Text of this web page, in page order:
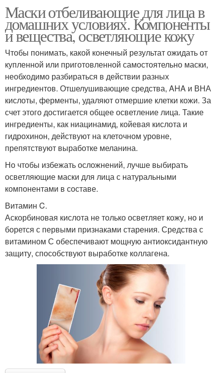
Маски отбеливающие для лица в
домашних условиях. Компоненты
и вещества, осветляющие кожу
Чтобы понимать, какой конечный результат ожидать от
купленной или приготовленной самостоятельно маски,
необходимо разбираться в действии разных
ингредиентов. Отшелушивающие средства, AHA и ВНА
кислоты, ферменты, удаляют отмершие клетки кожи. За
счет этого достигается общее осветление лица. Такие
ингредиенты, как ниацинамид, койевая кислота и
гидрохинон, действуют на клеточном уровне,
препятствуют выработке меланина.
Но чтобы избежать осложнений, лучше выбирать
осветляющие маски для лица с натуральными
компонентами в составе.
Витамин C.
Аскорбиновая кислота не только осветляет кожу, но и
борется с первыми признаками старения. Средства с
витамином С обеспечивают мощную антиоксидантную
защиту, способствуют выработке коллагена.